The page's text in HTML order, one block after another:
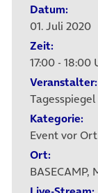
Datum:
01. Juli 2020
Zeit:
17:00 - 18:00
Veranstalter:
Tagesspiegel
Kategorie:
Event vor Ort
Ort:
BASECAMP,